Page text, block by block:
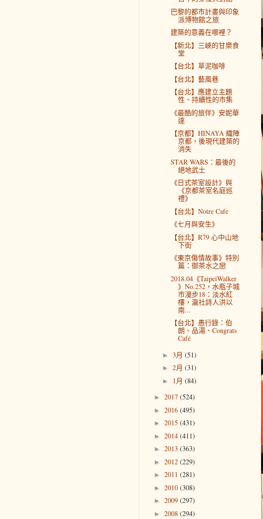
巴黎的都市計畫與印象
派博物館之旅
建築的意義在哪裡？
【新北】三峽的甘樂食
堂
【台北】草泥咖啡
【台北】藝風巷
【台北】應建立主題
性、持續性的市集
《最酷的旅伴》安妮華
達
【京都】HINAYA 織陣
京都，後現代建築的
消失
STAR WARS：最後的
絕地武士
《日式茶室設計》與
《京都茶室名庭巡
禮》
【台北】Notre Cafe
《七月與安生》
【台北】R79 心中山地
下街
《東京傷情故事》特別
篇：御茶水之戀
2018.04《TaipeiWalker
》No.252，水瓶子城
市漫步18：淡水紅
樓，瀛社詩人洪以
南...
【台北】愚行錄：伯
朗、品湯、Congrats
Café
► 3月 (51)
► 2月 (31)
► 1月 (84)
► 2017 (524)
► 2016 (495)
► 2015 (431)
► 2014 (411)
► 2013 (363)
► 2012 (229)
► 2011 (281)
► 2010 (308)
► 2009 (297)
► 2008 (294)